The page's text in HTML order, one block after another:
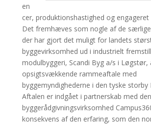
en
cer, produktionshastighed og engageret
Det fremhæves som nogle af de
der har gjort det muligt for landets
byggevirksomhed ud i industrielt
modulbyggeri, Scandi Byg a/s i Løgstør,
opsigtsvækkende rammeaftale med
byggemyndighederne i den tyske storby
Aftalen er indgået i partnerskab med
byggerådgivningsvirksomhed
konsekvens af den erfaring, som den